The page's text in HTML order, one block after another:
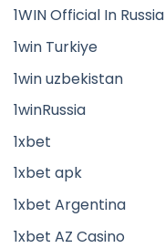
1WIN Official In Russia
1win Turkiye
1win uzbekistan
1winRussia
1xbet
1xbet apk
1xbet Argentina
1xbet AZ Casino